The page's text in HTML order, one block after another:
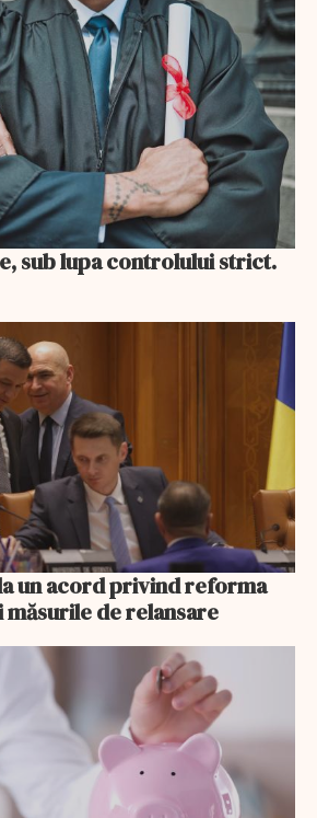
sub lupa controlului strict.
un acord privind reforma
de relansare